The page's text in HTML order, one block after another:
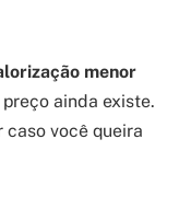
menor
ainda existe.
caso você queira